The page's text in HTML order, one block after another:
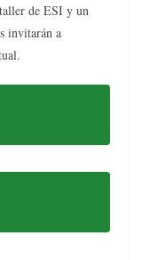
de ESI y un
invitarán a